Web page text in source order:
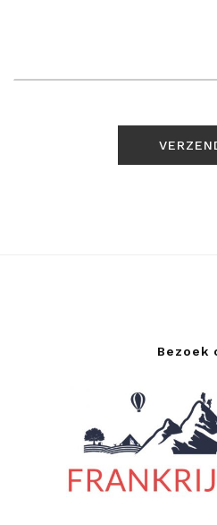
Bezoek